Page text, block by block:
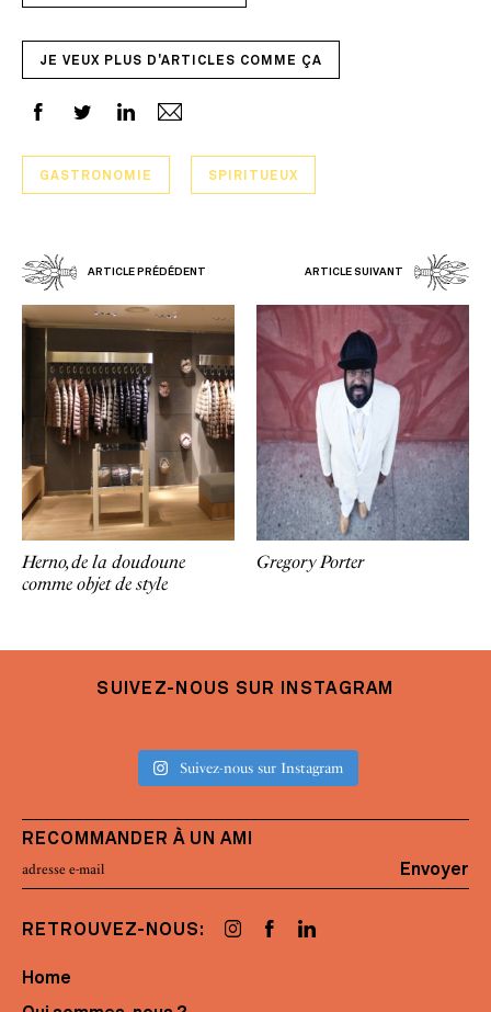
JE VEUX PLUS D'ARTICLES COMME ÇA
GASTRONOMIE SPIRITUEUX
ARTICLE PRÉDÉDENT ARTICLE SUIVANT
Herno, de la doudoune
comme objet de style
Gregory Porter
SUIVEZ-NOUS SUR INSTAGRAM
Suivez-nous sur Instagram
RECOMMANDER À UN AMI
Envoyer
RETROUVEZ-NOUS:
Home